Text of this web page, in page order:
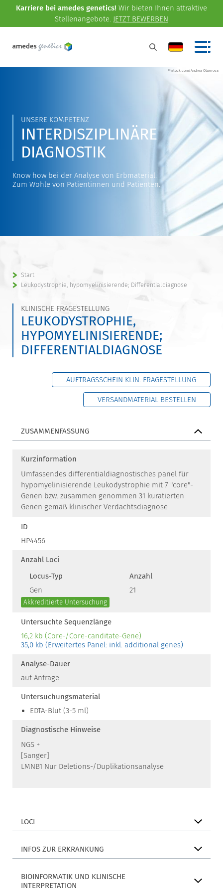
Karriere bei amedes genetics! Wir bieten Ihnen attraktive
Stellenangebote. JETZT BEWERBEN
©istock.com/Andrea Obzerova
UNSERE KOMPETENZ
INTERDISZIPLINÄRE
DIAGNOSTIK
Know how bei der Analyse von Erbmaterial.
Zum Wohle von Patientinnen und Patienten.
Start
Leukodystrophie, hypomyelinisierende; Differentialdiagnose
KLINISCHE FRAGESTELLUNG
LEUKODYSTROPHIE,
HYPOMYELINISIERENDE;
DIFFERENTIALDIAGNOSE
AUFTRAGSSCHEIN KLIN. FRAGESTELLUNG
VERSANDMATERIAL BESTELLEN
ZUSAMMENFASSUNG
Kurzinformation
Umfassendes differentialdiagnostisches panel für
hypomyelinisierende Leukodystrophie mit 7 "core"-
Genen bzw. zusammen genommen 31 kuratierten
Genen gemäß klinischer Verdachtsdiagnose
ID
HP4456
Anzahl Loci
Locus-Typ
Anzahl
Gen
21
Akkreditierte Untersuchung
Untersuchte Sequenzlänge
16,2 kb (Core-/Core-canditate-Gene)
35,0 kb (Erweitertes Panel: inkl. additional genes)
Analyse-Dauer
auf Anfrage
Untersuchungsmaterial
EDTA-Blut (3-5 ml)
Diagnostische Hinweise
NGS +
[Sanger]
LMNB1 Nur Deletions-/Duplikationsanalyse
LOCI
INFOS ZUR ERKRANKUNG
BIOINFORMATIK UND KLINISCHE
INTERPRETATION